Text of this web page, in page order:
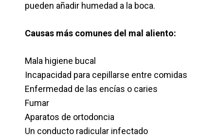
pueden añadir humedad a la boca.
Causas más comunes del mal aliento:
Mala higiene bucal
Incapacidad para cepillarse entre comidas
Enfermedad de las encías o caries
Fumar
Aparatos de ortodoncia
Un conducto radicular infectado